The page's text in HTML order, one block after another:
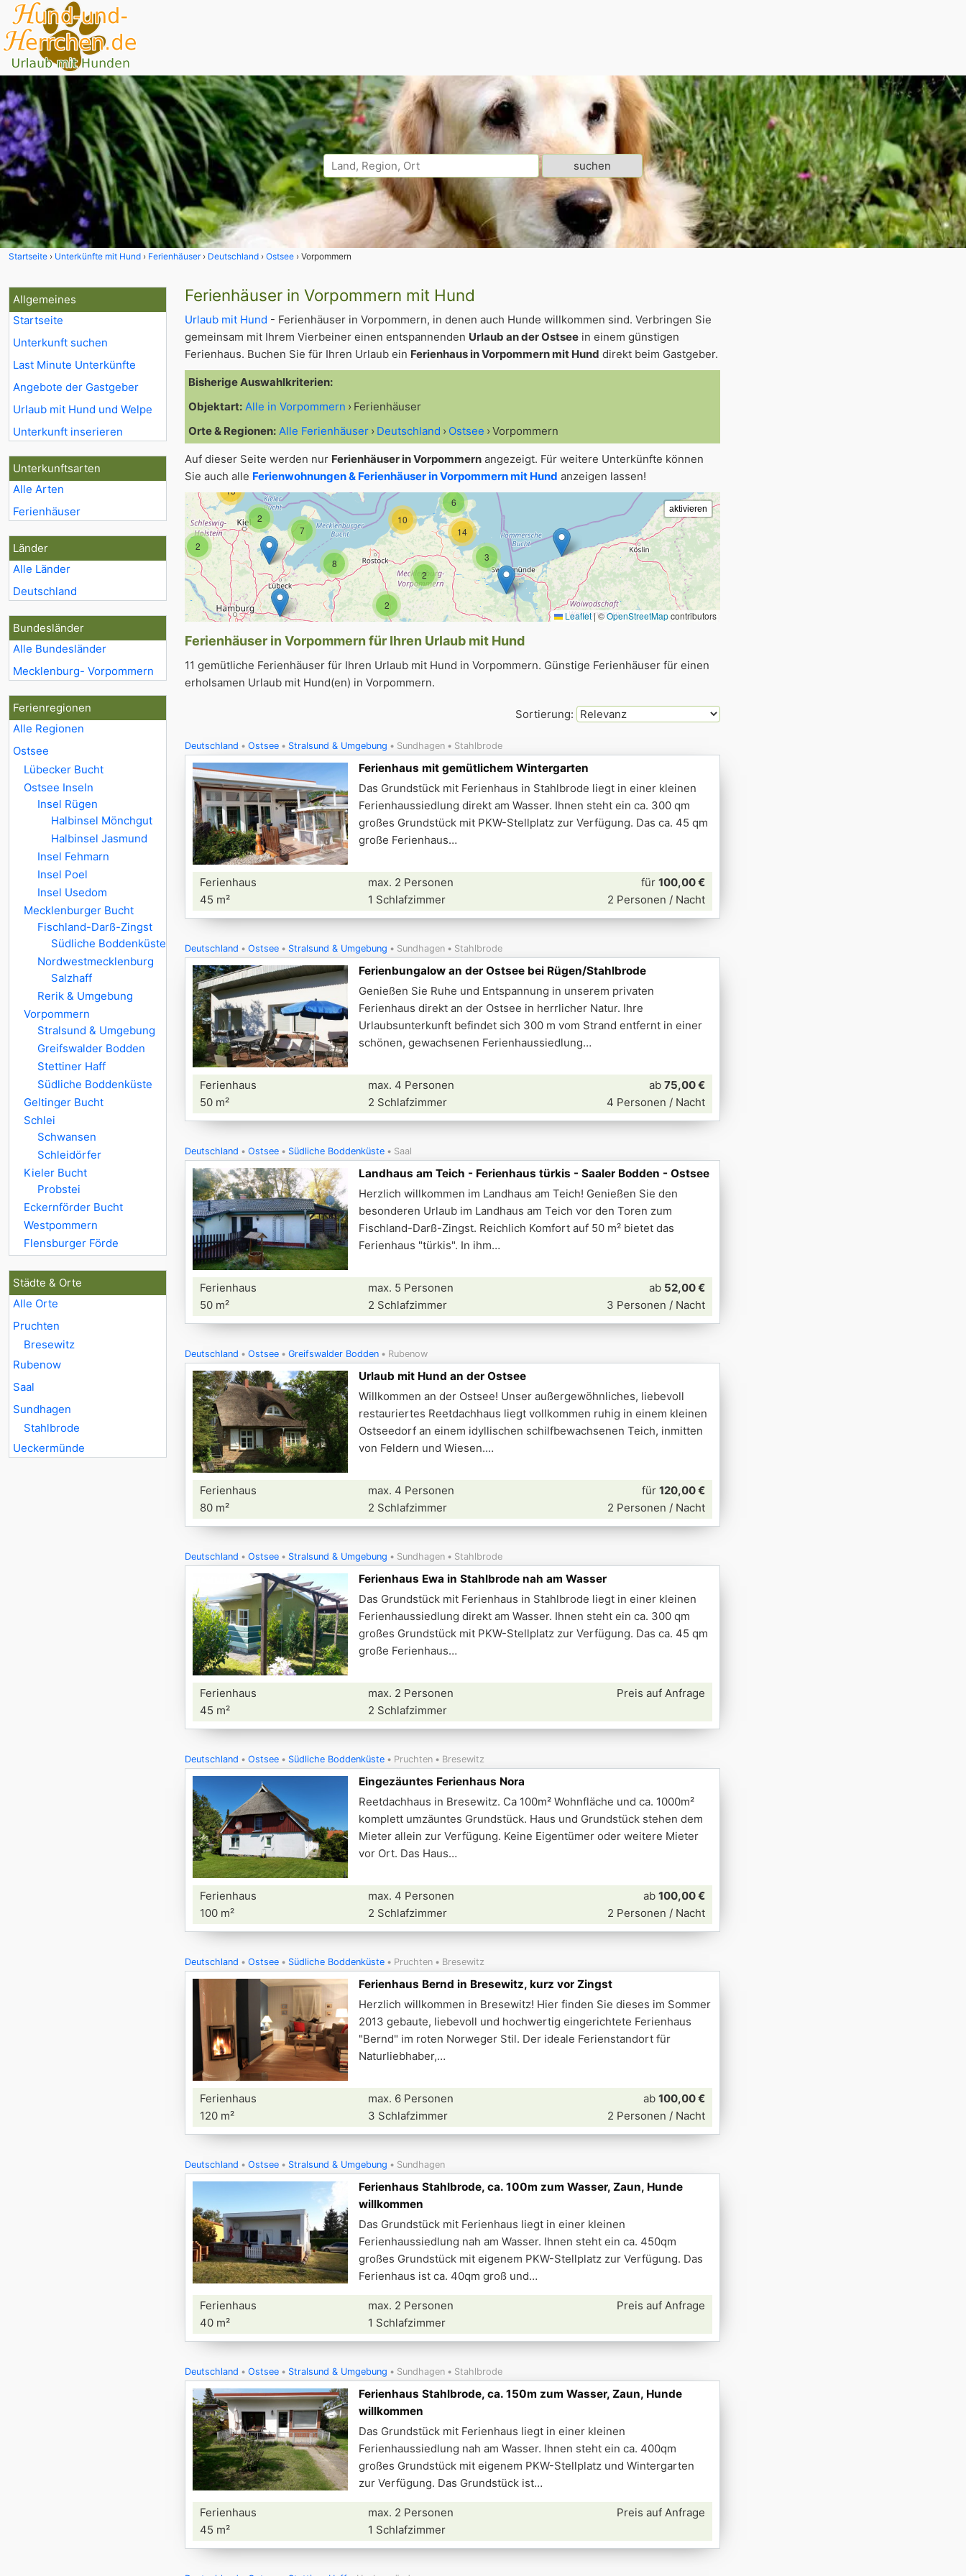
Startseite Unterkünfte mit Hund Ferienhäuser Deutschland Ostsee Vorpommern
Allgemeines
Startseite
Unterkunft suchen
Last Minute Unterkünfte
Angebote der Gastgeber
Urlaub mit Hund und Welpe
Unterkunft inserieren
Unterkunftsarten
Alle Arten
Ferienhäuser
Länder
Alle Länder
Deutschland
Bundesländer
Alle Bundesländer
Mecklenburg- Vorpommern
Ferienregionen
Alle Regionen
Ostsee
Lübecker Bucht
Ostsee Inseln
Insel Rügen
Halbinsel Mönchgut
Halbinsel Jasmund
Insel Fehmarn
Insel Poel
Insel Usedom
Mecklenburger Bucht
Fischland-Darß-Zingst
Südliche Boddenküste
Nordwestmecklenburg
Salzhaff
Rerik & Umgebung
Vorpommern
Stralsund & Umgebung
Greifswalder Bodden
Stettiner Haff
Südliche Boddenküste
Geltinger Bucht
Schlei
Schwansen
Schleidörfer
Kieler Bucht
Probstei
Eckernförder Bucht
Westpommern
Flensburger Förde
Städte & Orte
Alle Orte
Pruchten
Bresewitz
Rubenow
Saal
Sundhagen
Stahlbrode
Ueckermünde
Ferienhäuser in Vorpommern mit Hund
Urlaub mit Hund - Ferienhäuser in Vorpommern, in denen auch Hunde willkommen sind. Verbringen Sie
gemeinsam mit Ihrem Vierbeiner einen entspannenden Urlaub an der Ostsee in einem günstigen
Ferienhaus. Buchen Sie für Ihren Urlaub ein Ferienhaus in Vorpommern mit Hund direkt beim Gastgeber.
Bisherige Auswahlkriterien:
Objektart: Alle in Vorpommern
Ferienhäuser
Orte & Regionen: Alle Ferienhäuser Deutschland Ostsee Vorpommern
Auf dieser Seite werden nur Ferienhäuser in Vorpommern angezeigt. Für weitere Unterkünfte können
Sie auch alle Ferienwohnungen & Ferienhäuser in Vorpommern mit Hund anzeigen lassen!
2
2
6
3
14
19
2
10
8
7
2
13
Leaflet |©OpenStreetMapcontributors
Ferienhäuser in Vorpommern für Ihren Urlaub mit Hund
11 gemütliche Ferienhäuser für Ihren Urlaub mit Hund in Vorpommern. Günstige Ferienhäuser für einen
erholsamen Urlaub mit Hund(en) in Vorpommern.
Sortierung:
Deutschland Ostsee Stralsund & Umgebung Sundhagen Stahlbrode
Ferienhaus mit gemütlichem Wintergarten
Das Grundstück mit Ferienhaus in Stahlbrode liegt in einer kleinen
Ferienhaussiedlung direkt am Wasser. Ihnen steht ein ca. 300 qm
großes Grundstück mit PKW-Stellplatz zur Verfügung. Das ca. 45 qm
große Ferienhaus
Ferienhaus
45 m²
max. 2 Personen
1 Schlafzimmer
für 100,00 €
2 Personen / Nacht
Deutschland Ostsee Stralsund & Umgebung Sundhagen Stahlbrode
Ferienbungalow an der Ostsee bei Rügen/Stahlbrode
Genießen Sie Ruhe und Entspannung in unserem privaten
Ferienhaus direkt an der Ostsee in herrlicher Natur. Ihre
Urlaubsunterkunft befindet sich 300 m vom Strand entfernt in einer
schönen, gewachsenen Ferienhaussiedlung
Ferienhaus
50 m²
max. 4 Personen
2 Schlafzimmer
ab 75,00 €
4 Personen / Nacht
Deutschland Ostsee Südliche Boddenküste Saal
Landhaus am Teich - Ferienhaus türkis - Saaler Bodden - Ostsee
Herzlich willkommen im Landhaus am Teich! Genießen Sie den
besonderen Urlaub im Landhaus am Teich vor den Toren zum
Fischland-Darß-Zingst. Reichlich Komfort auf 50 m² bietet das
Ferienhaus "türkis". In ihm
Ferienhaus
50 m²
max. 5 Personen
2 Schlafzimmer
ab 52,00 €
3 Personen / Nacht
Deutschland Ostsee Greifswalder Bodden Rubenow
Urlaub mit Hund an der Ostsee
Willkommen an der Ostsee! Unser außergewöhnliches, liebevoll
restauriertes Reetdachhaus liegt vollkommen ruhig in einem kleinen
Ostseedorf an einem idyllischen schilfbewachsenen Teich, inmitten
von Feldern und Wiesen.
Ferienhaus
80 m²
max. 4 Personen
2 Schlafzimmer
für 120,00 €
2 Personen / Nacht
Deutschland Ostsee Stralsund & Umgebung Sundhagen Stahlbrode
Ferienhaus Ewa in Stahlbrode nah am Wasser
Das Grundstück mit Ferienhaus in Stahlbrode liegt in einer kleinen
Ferienhaussiedlung direkt am Wasser. Ihnen steht ein ca. 300 qm
großes Grundstück mit PKW-Stellplatz zur Verfügung. Das ca. 45 qm
große Ferienhaus
Ferienhaus
45 m²
max. 2 Personen
2 Schlafzimmer
Preis auf Anfrage
Deutschland Ostsee Südliche Boddenküste Pruchten Bresewitz
Eingezäuntes Ferienhaus Nora
Reetdachhaus in Bresewitz. Ca 100m² Wohnfläche und ca. 1000m²
komplett umzäuntes Grundstück. Haus und Grundstück stehen dem
Mieter allein zur Verfügung. Keine Eigentümer oder weitere Mieter
vor Ort. Das Haus
Ferienhaus
100 m²
max. 4 Personen
2 Schlafzimmer
ab 100,00 €
2 Personen / Nacht
Deutschland Ostsee Südliche Boddenküste Pruchten Bresewitz
Ferienhaus Bernd in Bresewitz, kurz vor Zingst
Herzlich willkommen in Bresewitz! Hier finden Sie dieses im Sommer
2013 gebaute, liebevoll und hochwertig eingerichtete Ferienhaus
"Bernd" im roten Norweger Stil. Der ideale Ferienstandort für
Naturliebhaber,
Ferienhaus
120 m²
max. 6 Personen
3 Schlafzimmer
ab 100,00 €
2 Personen / Nacht
Deutschland Ostsee Stralsund & Umgebung Sundhagen
Ferienhaus Stahlbrode, ca. 100m zum Wasser, Zaun, Hunde
willkommen
Das Grundstück mit Ferienhaus liegt in einer kleinen
Ferienhaussiedlung nah am Wasser. Ihnen steht ein ca. 450qm
großes Grundstück mit eigenem PKW-Stellplatz zur Verfügung. Das
Ferienhaus ist ca. 40qm groß und
Ferienhaus
40 m²
max. 2 Personen
1 Schlafzimmer
Preis auf Anfrage
Deutschland Ostsee Stralsund & Umgebung Sundhagen Stahlbrode
Ferienhaus Stahlbrode, ca. 150m zum Wasser, Zaun, Hunde
willkommen
Das Grundstück mit Ferienhaus liegt in einer kleinen
Ferienhaussiedlung nah am Wasser. Ihnen steht ein ca. 400qm
großes Grundstück mit eigenem PKW-Stellplatz und Wintergarten
zur Verfügung. Das Grundstück ist
Ferienhaus
45 m²
max. 2 Personen
1 Schlafzimmer
Preis auf Anfrage